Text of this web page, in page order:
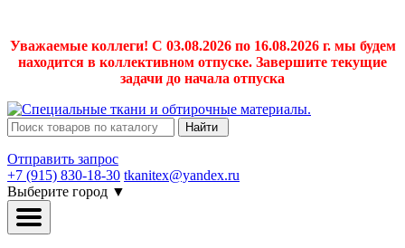
Уважаемые коллеги! С 03.08.2026 по 16.08.2026 г. мы будем
находится в коллективном отпуске. Завершите текущие
задачи до начала отпуска
Найти
Отправить запрос
+7 (915) 830-18-30 tkanitex@yandex.ru
Выберите город ▼